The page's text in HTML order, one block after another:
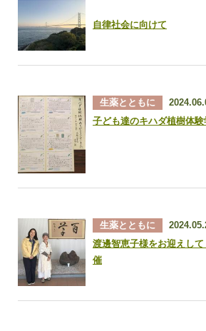
自律社会に向けて
生薬とともに
子ども達のキハダ植樹体
生薬とともに
渡邊智恵子様をお迎えし
催